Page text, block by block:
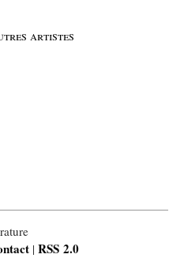
artistes
| RSS 2.0